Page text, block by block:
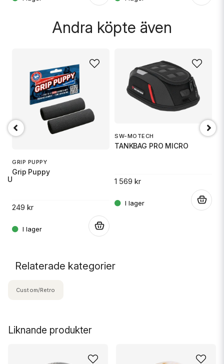
Andra köpte även
RU
GRIP PUPPY
Grip Puppy
249 kr
SW-MOTECH
TANKBAG PRO MICRO
1 569 kr
Liknande produkter
Relaterade kategorier
Custom/Retro